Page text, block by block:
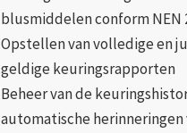
blusmiddelen conform NEN
Opstellen van volledige en
geldige keuringsrapporten
Beheer van de
automatische herinneringen